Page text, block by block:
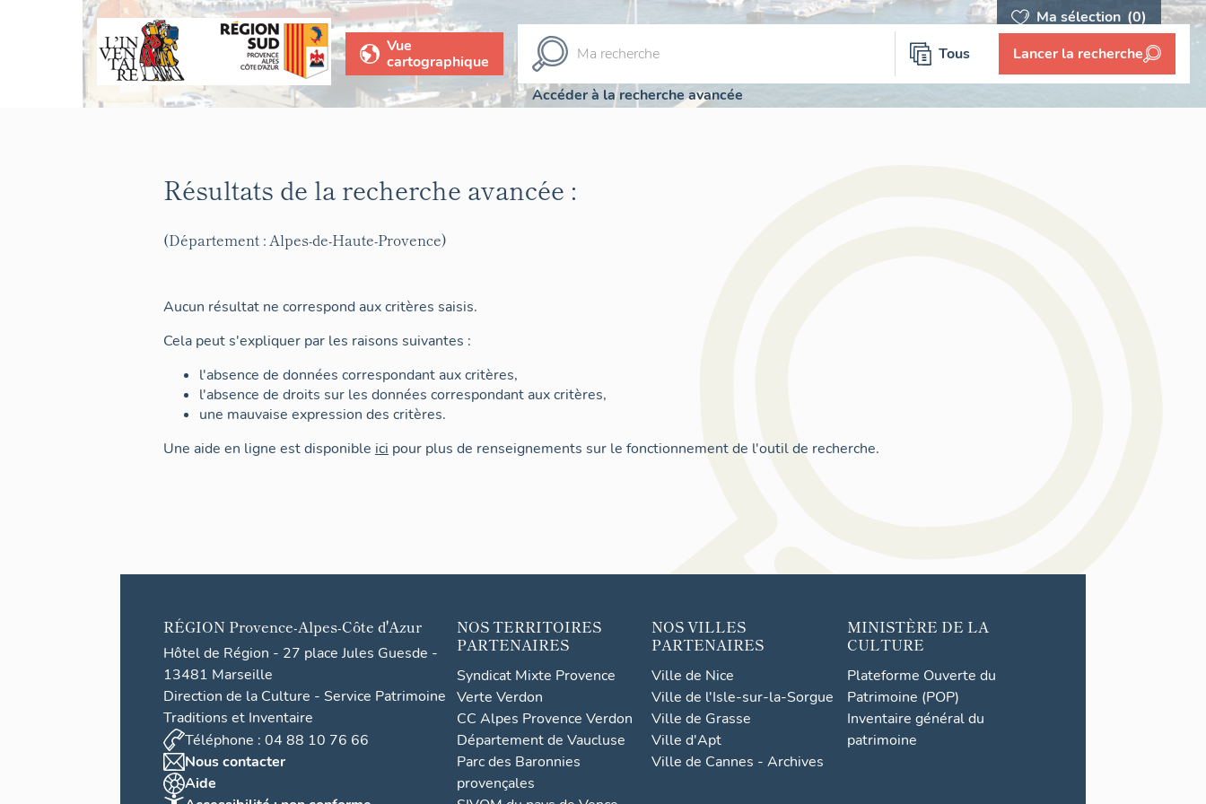
Ma sélection (0)
Vue
cartographique
Tous Lancer la recherche
Accéder à la recherche avancée
Résultats de la recherche avancée :
(Département : Alpes-de-Haute-Provence)
Aucun résultat ne correspond aux critères saisis.
Cela peut s'expliquer par les raisons suivantes :
l'absence de données correspondant aux critères,
l'absence de droits sur les données correspondant aux critères,
une mauvaise expression des critères.
Une aide en ligne est disponible ici pour plus de renseignements sur le fonctionnement de l'outil de recherche.
RÉGION Provence-Alpes-Côte d'Azur
Hôtel de Région - 27 place Jules Guesde -
13481 Marseille
Direction de la Culture - Service Patrimoine
Traditions et Inventaire
Téléphone : 04 88 10 76 66
Nous contacter
Aide
NOS TERRITOIRES
PARTENAIRES
Syndicat Mixte Provence
Verte Verdon
CC Alpes Provence Verdon
Département de Vaucluse
Parc des Baronnies
provençales
NOS VILLES
PARTENAIRES
Ville de Nice
Ville de l'Isle-sur-la-Sorgue
Ville de Grasse
Ville d'Apt
Ville de Cannes - Archives
MINISTÈRE DE LA
CULTURE
Plateforme Ouverte du
Patrimoine (POP)
Inventaire général du
patrimoine